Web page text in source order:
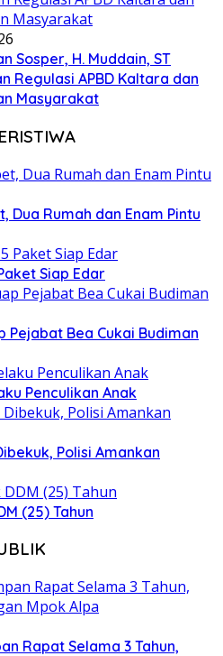
Sosper, H. Muddain, ST
Regulasi APBD Kaltara dan
Masyarakat
Dua Rumah dan Enam Pintu
Siap Edar
Pejabat Bea Cukai Budiman
Penculikan Anak
Polisi Amankan
(25) Tahun
Rapat Selama 3 Tahun,